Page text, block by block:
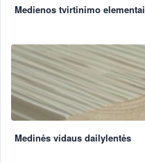
Medienos tvirtinimo elementai
Medinės vidaus dailylentės